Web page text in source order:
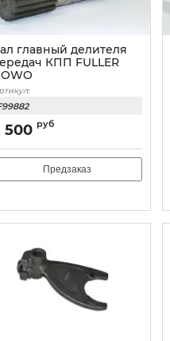
главный делителя
КПП FULLER
500 руб
Предзаказ